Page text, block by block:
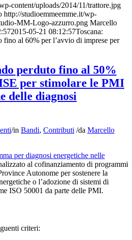
content/uploads/2014/11/trattore.jpg
http://studioemmeemme.it/wp-
MM-Logo-azzurro.png Marcello
2015-05-21 08:12:57Toscana:
al 60% per l’avvio di imprese per
perduto fino al 50%
per stimolare le PMI
delle diagnosi
/in Bandi, Contributi /da Marcello
per diagnosi energetiche nelle
al cofinanziamento di programmi
Autonome per sostenere la
o l’adozione di sistemi di
ISO 50001 da parte delle PMI.
criteri: